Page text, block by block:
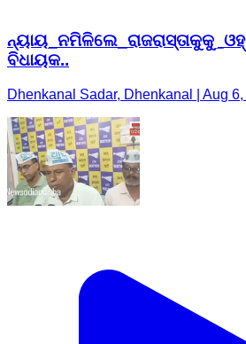
ବିଧାୟକ..
Dhenkanal Sadar, Dhenkanal | Aug